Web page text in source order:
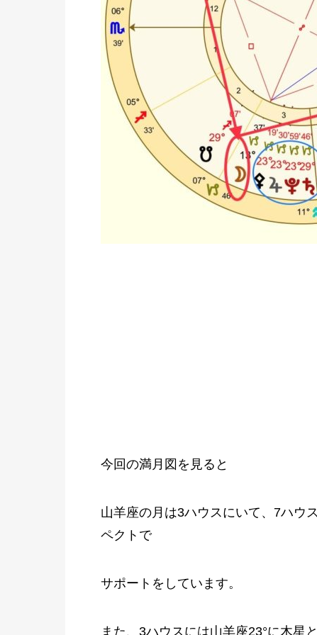
今回の満月図を見ると
山羊座の月は3ハウスにいて、7ハウ
ペクトで
サポートをしています。
また、3ハウスには山羊座23°に木星